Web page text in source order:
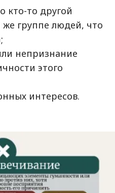
кто-то другой
группе людей, что
непризнание
этого
интересов.